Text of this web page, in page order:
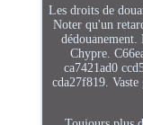
Les droits de
Noter qu'un
Chypre.
ca7421ad0
cda27f819.